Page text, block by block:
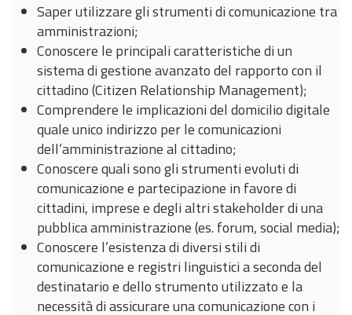
Saper utilizzare gli strumenti di comunicazione tra
amministrazioni;
Conoscere le principali caratteristiche di un
sistema di gestione avanzato del rapporto con il
cittadino (Citizen Relationship Management);
Comprendere le implicazioni del domicilio digitale
quale unico indirizzo per le comunicazioni
dell’amministrazione al cittadino;
Conoscere quali sono gli strumenti evoluti di
comunicazione e partecipazione in favore di
cittadini, imprese e degli altri stakeholder di una
pubblica amministrazione (es. forum, social media);
Conoscere l’esistenza di diversi stili di
comunicazione e registri linguistici a seconda del
destinatario e dello strumento utilizzato e la
necessità di assicurare una comunicazione con i